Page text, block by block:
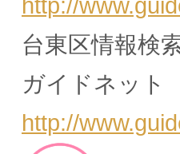
http://
台東区情報検
ガイドネット
http://